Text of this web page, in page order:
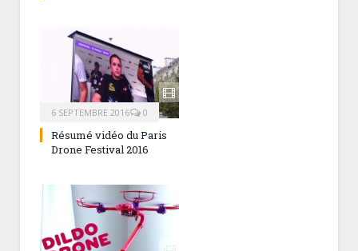
6 SEPTEMBRE 2016 0
Résumé vidéo du Paris
Drone Festival 2016